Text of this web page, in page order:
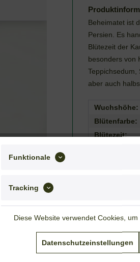
Beheimatet ist
Persien. Es
Blütezeit der
besonders von
aber auch
Wuchshöhe:
Blütenfarbe:
Blütezeit:
Duft:
Funktionale
Tracking
Diese Website verwendet Cookies,
Datenschutzeinstellungen